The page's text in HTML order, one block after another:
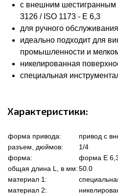
с внешним шестигранным
3126 / ISO 1173 - E 6,3
для ручного
идеально подходит для
промышленности и
никелированная
специальная
Характеристики:
форма привода:
привод с
разъем, дюймов:
1/4
форма:
форма Е
общая длина L, в мм:50.0
материал 1:
материал 2: